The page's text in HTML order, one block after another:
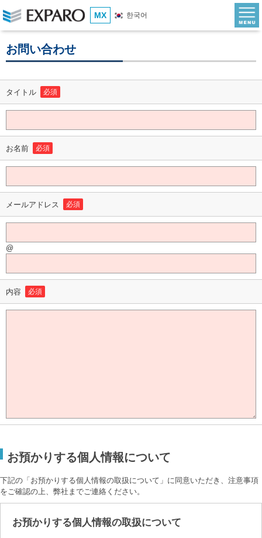
MX 한국어
お問い合わせ
タイトル 必須
お名前 必須
メールアドレス 必須
@
内容 必須
お預かりする個人情報について
下記の「お預かりする個人情報の取扱について」に同意いただき、注意事項
をご確認の上、弊社までご連絡ください。
お預かりする個人情報の取扱について